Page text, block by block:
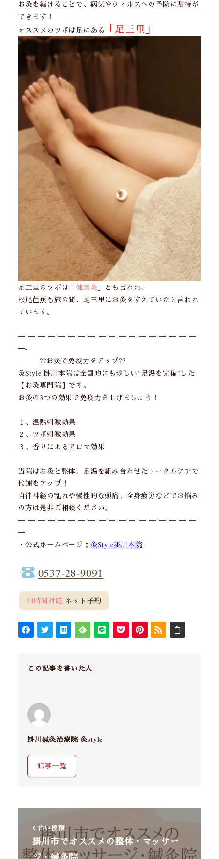
お灸を続けることで、病気やウィルスへの予防に期待が
できます！
オススメのツボは足にある
「足三里」
足三里のツボは「健康灸 」とも言われ、
松尾芭蕉も旅の間、足三里にお灸をすえていたと言われ
ています。
━-━-━-━-━-━-━-━-━-━-━-━-━-━-━-━-━-━-
━-
??お灸で免疫力をアップ??
灸Style 掛川本院は全国的にも珍しい“足湯を完備”した
【お灸専門院】です。
お灸の3つの効果で免疫力を上げましょう！
１、温熱刺激効果
２、ツボ刺激効果
３、香りによるアロマ効果
当院はお灸と整体、足湯を組み合わせたトータルケアで
代謝をアップ！
自律神経の乱れや慢性的な頭痛、全身疲労などでお悩み
の方は是非ご相談ください。
━-━-━-━-━-━-━-━-━-━-━-━-━-━-━-━-━-━-
━-
・公式ホームページ： 灸Style掛川本院
0537-28-9091
24時間対応 ネット予約
この記事を書いた人
掛川鍼灸治療院 灸style
記事一覧
古い投稿
掛川市でオススメの整体・マッサー